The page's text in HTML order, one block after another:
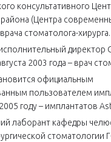
консультативного
(Центра
стоматолога-хирурга.
исполнительный
2003 года – врач
официальным
пользователем
году – имплантатов
лаборант кафедры